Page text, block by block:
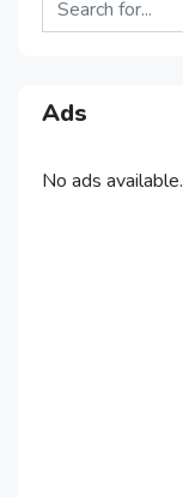
Ads
No ads available.